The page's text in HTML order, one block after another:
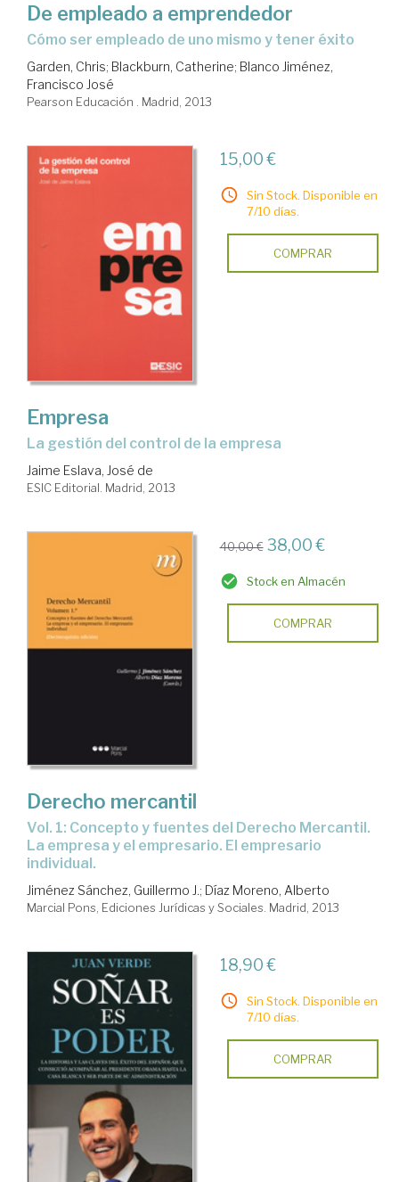
De empleado a emprendedor
cómo ser empleado de uno mismo y tener éxito
Garden, Chris; Blackburn, Catherine; Blanco Jiménez,
Francisco José
Pearson Educación . Madrid, 2013
15,00 €
Sin Stock. Disponible en
7/10 días.
COMPRAR
Empresa
la gestión del control de la empresa
Jaime Eslava, José de
ESIC Editorial. Madrid, 2013
40,00 € 38,00 €
Stock en Almacén
COMPRAR
Derecho mercantil
Vol. 1: Concepto y fuentes del Derecho Mercantil.
La empresa y el empresario. El empresario
individual.
Jiménez Sánchez, Guillermo J.; Díaz Moreno, Alberto
Marcial Pons, Ediciones Jurídicas y Sociales. Madrid, 2013
18,90 €
Sin Stock. Disponible en
7/10 días.
COMPRAR